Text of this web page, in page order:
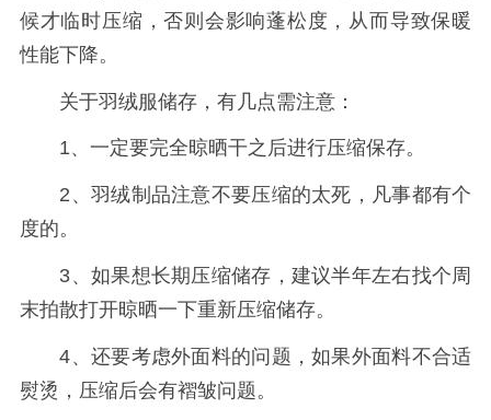
候才临时压缩，否则会影响蓬松度，从而导致保暖
性能下降。
关于羽绒服储存，有几点需注意：
1、一定要完全晾晒干之后进行压缩保存。
2、羽绒制品注意不要压缩的太死，凡事都有个
度的。
3、如果想长期压缩储存，建议半年左右找个周
末拍散打开晾晒一下重新压缩储存。
4、还要考虑外面料的问题，如果外面料不合适
熨烫，压缩后会有褶皱问题。